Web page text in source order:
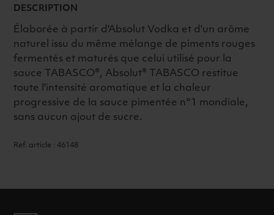
DESCRIPTION
Élaborée à partir d'Absolut Vodka et d'un arôme
naturel issu du même mélange de piments rouges
fermentés et maturés que celui utilisé pour la
sauce TABASCO®, Absolut® TABASCO restitue
toute l'intensité aromatique et la chaleur
progressive de la sauce pimentée n°1 mondiale,
sans aucun ajout de sucre.
Ref. article : 46148